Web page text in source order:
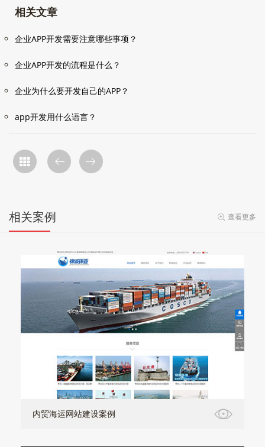
相关文章
企业APP开发需要注意哪些事项？
企业APP开发的流程是什么？
企业为什么要开发自己的APP？
app开发用什么语言？
相关案例 查看更多
内贸海运网站建设案例